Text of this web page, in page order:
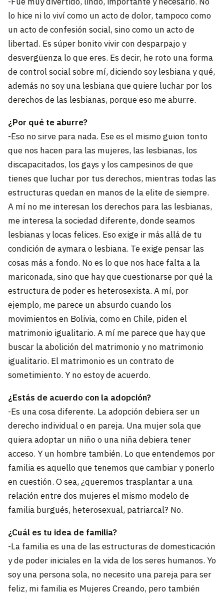
lo hice ni lo viví como un acto de dolor, tampoco como
un acto de confesión social, sino como un acto de
libertad. Es súper bonito vivir con desparpajo y
desvergüenza lo que eres. Es decir, he roto una forma
de control social sobre mí, diciendo soy lesbiana y qué,
además no soy una lesbiana que quiere luchar por los
derechos de las lesbianas, porque eso me aburre.
¿Por qué te aburre?
-Eso no sirve para nada. Ese es el mismo guion tonto
que nos hacen para las mujeres, las lesbianas, los
discapacitados, los gays y los campesinos de que
tienes que luchar por tus derechos, mientras todas las
estructuras quedan en manos de la elite de siempre.
A mí no me interesan los derechos para las lesbianas,
me interesa la sociedad diferente, donde seamos
lesbianas y locas felices. Eso exige ir más allá de tu
condición de aymara o lesbiana. Te exige pensar las
cosas más a fondo. No es lo que nos hace falta a la
mariconada, sino que hay que cuestionarse por qué la
estructura de poder es heterosexista. A mí, por
ejemplo, me parece un absurdo cuando los
movimientos en Bolivia, como en Chile, piden el
matrimonio igualitario. A mí me parece que hay que
buscar la abolición del matrimonio y no matrimonio
igualitario. El matrimonio es un contrato de
sometimiento. Y no estoy de acuerdo.
¿Estás de acuerdo con la adopción?
-Es una cosa diferente. La adopción debiera ser un
derecho individual o en pareja. Una mujer sola que
quiera adoptar un niño o una niña debiera tener
acceso. Y un hombre también. Lo que entendemos por
familia es aquello que tenemos que cambiar y ponerlo
en cuestión. O sea, ¿queremos trasplantar a una
relación entre dos mujeres el mismo modelo de
familia burgués, heterosexual, patriarcal? No.
¿Cuál es tu idea de familia?
-La familia es una de las estructuras de domesticación
y de poder iniciales en la vida de los seres humanos. Yo
soy una persona sola, no necesito una pareja para ser
feliz, mi familia es Mujeres Creando, pero también